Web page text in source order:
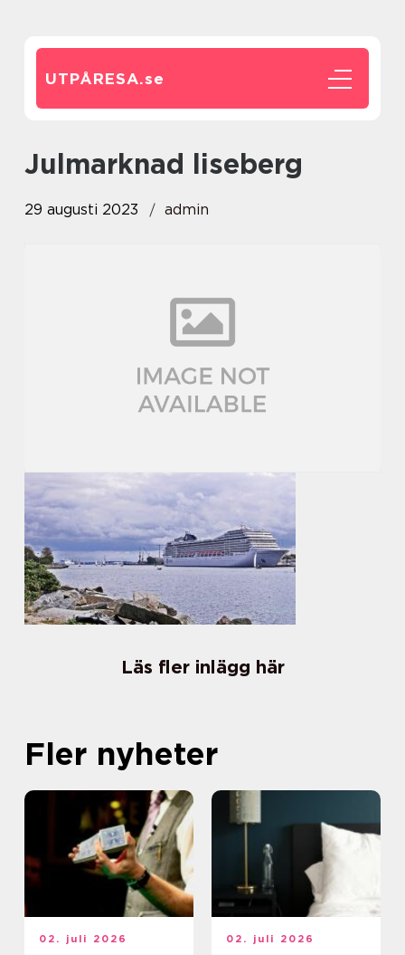
UTPÅRESA.se
julmarknad liseberg
29 augusti 2023 admin
Läs fler inlägg här
Fler nyheter
02. juli 2026 02. juli 2026